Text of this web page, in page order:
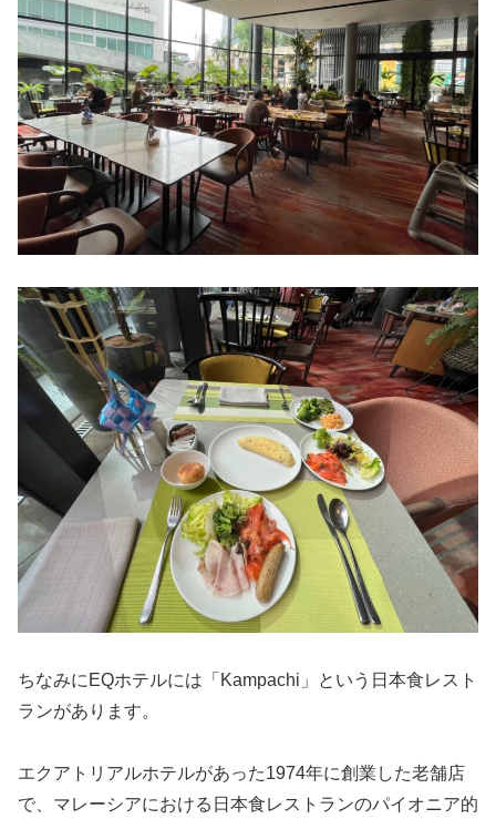
ちなみにEQホテルには「Kampachi」という日本食レスト
ランがあります。
エクアトリアルホテルがあった1974年に創業した老舗店
で、マレーシアにおける日本食レストランのパイオニア的